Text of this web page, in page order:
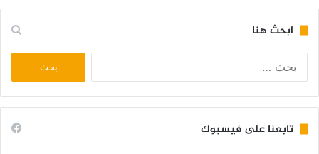
ابحث هنا
تابعنا على فيسبوك